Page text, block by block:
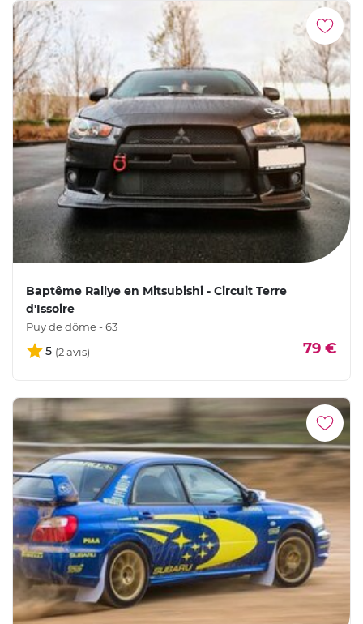
Baptême Rallye en Mitsubishi - Circuit Terre
d'Issoire
Puy de dôme - 63
5 79 €